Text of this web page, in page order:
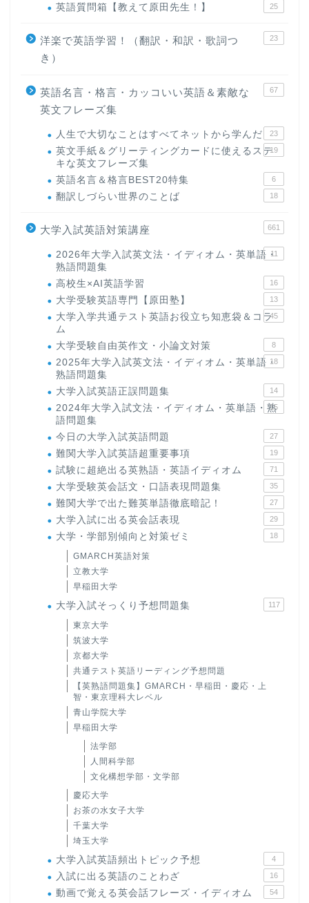
英語質問箱【教えて原田先生！】 25
洋楽で英語学習！（翻訳・和訳・歌詞つ
き）
23
英語名言・格言・カッコいい英語＆素敵な
英文フレーズ集
67
人生で大切なことはすべてネットから学んだ 23
英文手紙＆グリーティングカードに使えるステ
キな英文フレーズ集
19
英語名言＆格言BEST20特集 6
翻訳しづらい世界のことば 18
大学入試英語対策講座 661
2026年大学入試英文法・イディオム・英単語・
熟語問題集
11
高校生×AI英語学習 16
大学受験英語専門【原田塾】 13
大学入学共通テスト英語お役立ち知恵袋＆コラ
ム
45
大学受験自由英作文・小論文対策 8
2025年大学入試英文法・イディオム・英単語・
熟語問題集
18
大学入試英語正誤問題集 14
2024年大学入試文法・イディオム・英単語・熟
語問題集
15
今日の大学入試英語問題 27
難関大学入試英語超重要事項 19
試験に超絶出る英熟語・英語イディオム 71
大学受験英会話文・口語表現問題集 35
難関大学で出た難英単語徹底暗記！ 27
大学入試に出る英会話表現 29
大学・学部別傾向と対策ゼミ 18
GMARCH英語対策
立教大学
早稲田大学
大学入試そっくり予想問題集 117
東京大学
筑波大学
京都大学
共通テスト英語リーディング予想問題
【英熟語問題集】GMARCH・早稲田・慶応・上
智・東京理科大レベル
青山学院大学
早稲田大学
法学部
人間科学部
文化構想学部・文学部
慶応大学
お茶の水女子大学
千葉大学
埼玉大学
大学入試英語頻出トピック予想 4
入試に出る英語のことわざ 16
動画で覚える英会話フレーズ・イディオム 54